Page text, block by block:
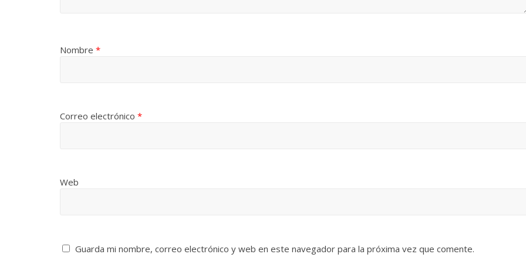
Nombre *
Correo electrónico *
Web
Guarda mi nombre, correo electrónico y web en este navegador para la próxima vez que comente.